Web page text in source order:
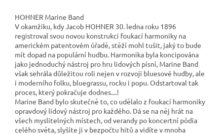
HOHNER Marine Band
V okamžiku, kdy Jacob HOHNER 30. ledna roku 1896
registroval svou novou konstrukci foukací harmoniky na
americkém patentovém úřadě, stěží mohl tušit, jaký to bude
mít dopad na populární hudbu. Harmonika byla koncipována
jako jednoduchý nástroj pro hru lidových písní, Marine Band
však sehrála důležitou roli nejen v rozvoji bluesové hudby, ale
i moderního folku, bluegrassu, rocku i popu. Odstartoval tak
proces, který pokračuje dodnes....!
Marine Band bylo skutečně to, co udělalo z foukací harmoniky
opravdový lidový nástroj pro každého. Dá se na něj hrát na
všech myslitelných místech, od verandy po koncertní pódia
celého světa, slyšíte ji v bezpočtu hitů a vidíte v mnoha